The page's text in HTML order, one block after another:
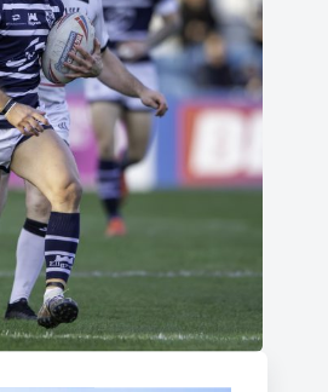
le Toulouse Olympique